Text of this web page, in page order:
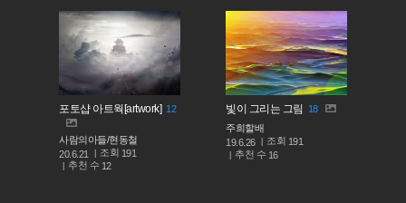
포토샵 아트웍[artwork] 12
사람의아들/현동철
20.6.21
조회 191
추천 수 12
빛이 그리는 그림
18
주희할배
19.6.26
조회 191
추천 수 16